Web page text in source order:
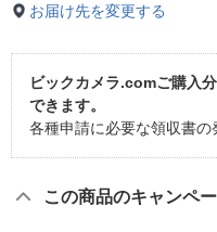
お届け先を変更する
ビックカメラ.comご購入
できます。
各種申請に必要な領収書の
この商品のキャンペ